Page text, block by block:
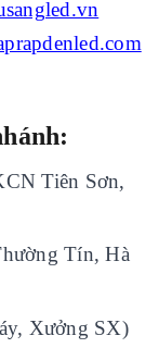
Tiên Sơn,
Tín, Hà
Xưởng SX)